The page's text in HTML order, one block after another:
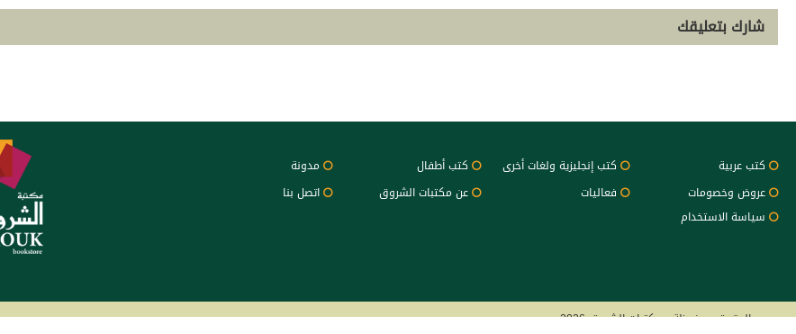
شارك بتعليقك
كتب عربية كتب إنجليزية ولغات أخرى كتب أطفال
مدونة
عروض وخصومات
فعاليات عن مكتبات الشروق
اتصل بنا
سياسة الاستخدام
جميع الحقوق محفوظة - مكتبات الشروق 2026